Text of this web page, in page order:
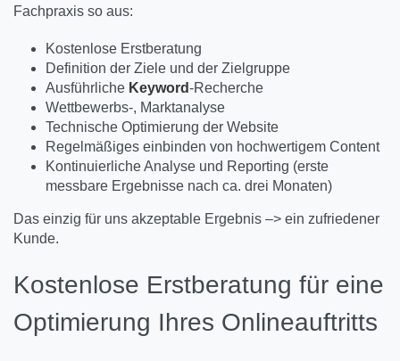
Fachpraxis so aus:
Kostenlose Erstberatung
Definition der Ziele und der Zielgruppe
Ausführliche Keyword-Recherche
Wettbewerbs-, Marktanalyse
Technische Optimierung der Website
Regelmäßiges einbinden von hochwertigem Content
Kontinuierliche Analyse und Reporting (erste
messbare Ergebnisse nach ca. drei Monaten)
Das einzig für uns akzeptable Ergebnis –> ein zufriedener
Kunde.
Kostenlose Erstberatung für eine
Optimierung Ihres Onlineauftritts